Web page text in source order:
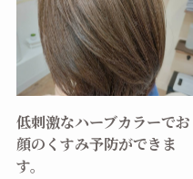
低刺激なハーブカラーでお
顔のくすみ予防ができま
す。